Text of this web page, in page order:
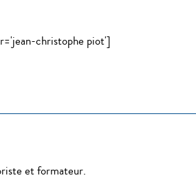
christophe piot']
et formateur.